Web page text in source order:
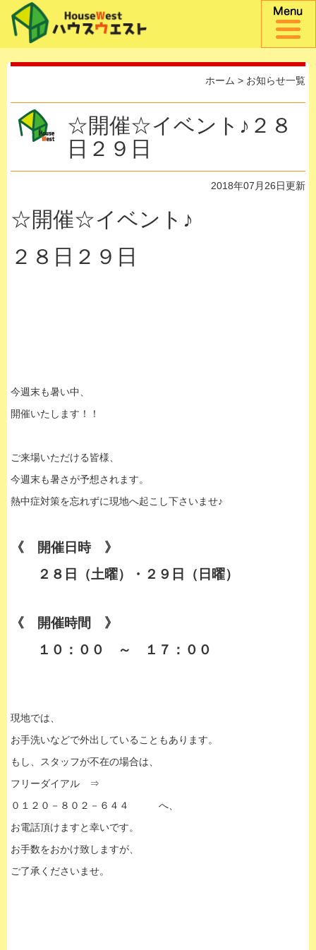
ホーム > お知らせ一覧
☆開催☆イベント♪２８
日２９日
2018年07月26日更新
☆開催☆イベント♪
２８日２９日
今週末も暑い中、
開催いたします！！
ご来場いただける皆様、
今週末も暑さが予想されます。
熱中症対策を忘れずに現地へ起こし下さいませ♪
《 開催日時 》
２８日（土曜）・２９日（日曜）
《 開催時間 》
１０：００ ～ １７：００
現地では、
お手洗いなどで外出していることもあります。
もし、スタッフが不在の場合は、
フリーダイアル ⇒
０１２０－８０２－６４４ へ、
お電話頂けますと幸いです。
お手数をおかけ致しますが、
ご了承くださいませ。